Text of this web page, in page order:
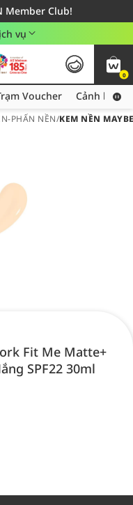
Member Club!
hàng từ 249,000Đ
vực TP. Hồ Chí Minh
vụ
0
Thu thập thêm voucher hot tại Trạm Voucher Voucher Cảnh báo
PHẤN NỀN/KEM NỀN
Fit Me Matte+
SPF22 30ml